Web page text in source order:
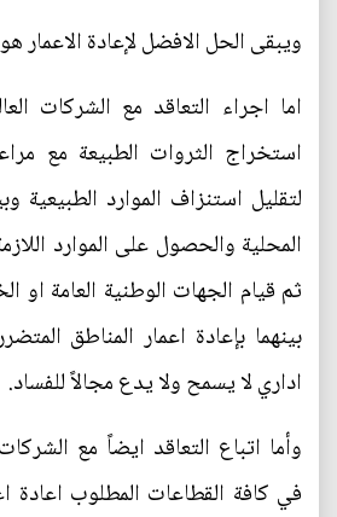
ويبقى الحل الافضل لإعادة الاعمار
اما اجراء التعاقد مع الشركات
استخراج الثروات الطبيعة مع
لتقليل استنزاف الموارد الطبيعية
المحلية والحصول على الموارد
ثم قيام الجهات الوطنية العامة او
بينهما بإعادة اعمار المناطق
اداري لا يسمح ولا يدع مجالاً للفساد.
وأما اتباع التعاقد ايضاً مع
في كافة القطاعات المطلوب اعادة